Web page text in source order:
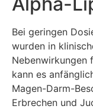
Bei geringen
wurden in
Nebenwirkungen
kann es
Magen-Darm-
Erbrechen und